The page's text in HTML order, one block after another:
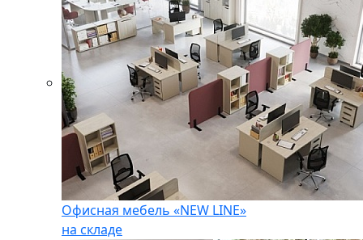
Офисная мебель «NEW LINE»
на складе